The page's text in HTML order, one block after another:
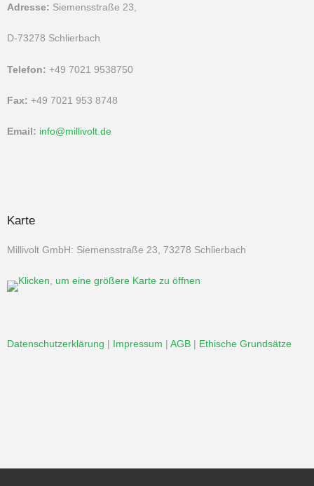
Adresse: Siemensstraße 23,
D-73278 Schlierbach
Telefon: +49 7021 9538750
Fax: +49 7021 953 8748
Email: info@millivolt.de
Karte
Millivolt GmbH: Siemensstraße 23, 73278 Schlierbach
Datenschutzerklärung | Impressum | AGB | Ethische Grundsätze